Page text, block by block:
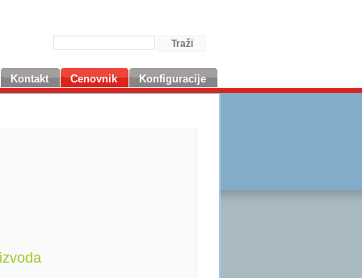
Kontakt Cenovnik Konfiguracije